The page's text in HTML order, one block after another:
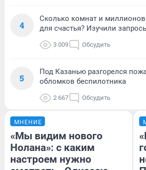
4
Сколько комнат и
для счастья? Изучили
3 009 Обсудить
5
Под Казанью разгорелся
обломков беспилотника
2 667 Обсудить
МНЕНИЕ
«Мы видим нового
Нолана»: с каким
настроем нужно